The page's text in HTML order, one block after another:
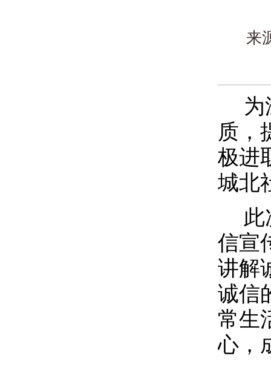
来
为
质，
极进
城北
信宣
讲解
诚信
常生
心，